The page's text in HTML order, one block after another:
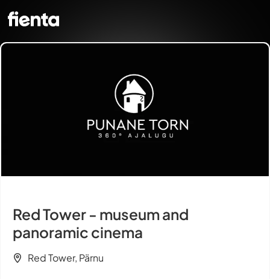
Red Tower - museum and
panoramic cinema
Red Tower, Pärnu